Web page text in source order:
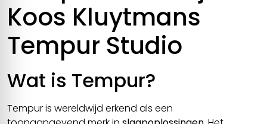
Koos Kluytmans
Tempur Studio
Wat is Tempur?
Tempur is wereldwijd erkend als een